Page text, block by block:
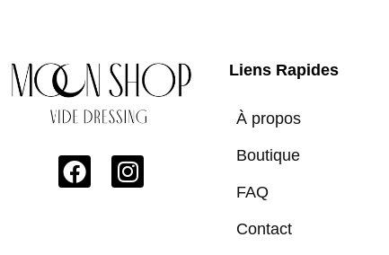
Liens Rapides
À propos
Boutique
FAQ
Contact